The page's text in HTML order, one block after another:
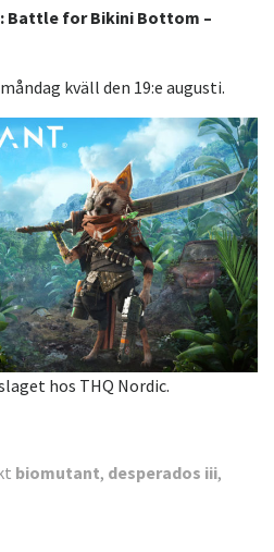
Battle for Bikini Bottom –
kväll den 19:e augusti.
hos THQ Nordic.
biomutant, desperados iii,